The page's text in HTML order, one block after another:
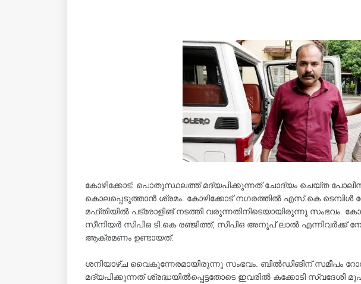
കോഴിക്കോട്: പൊതുസ്ഥലത്ത് മദ്യപിക്കുന്നത് ചോദ്യം ചെയ്ത
കൊലപ്പെടുത്താൻ ശ്രമം. കോഴിക്കോട് നഗരത്തിൽ എസ്.കെ ടെമ്പിൾ
മഫ്തിയിൽ പട്രോളിങ് നടത്തി വരുന്നതിനിടെയായിരുന്നു സംഭവം.
സീനിയർ സിപിഒ ടി.കെ രഞ്ജിത്ത്, സിപിഒ അനൂപ് ലാൽ എന്നിവർക്ക്
ആക്രമണം ഉണ്ടായത്.
ശനിയാഴ്ച വൈകുന്നേരമായിരുന്നു സംഭവം. ബിൽഡിങിന് സമീപം
മദ്യപിക്കുന്നത് ശ്രദ്ധയിൽപ്പെട്ടതോടെ ഇവരിൽ കക്കോടി സ്വദേശി